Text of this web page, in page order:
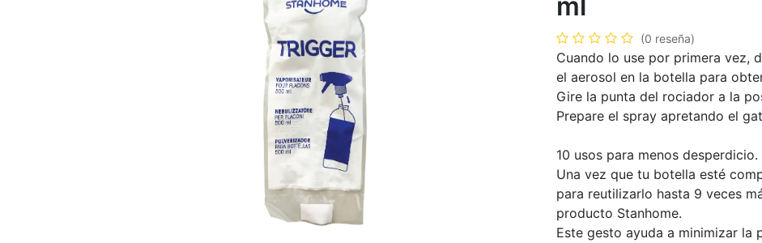
(0 reseña)
Cuando lo use por primera vez,
el aerosol en la botella para
Gire la punta del rociador a la
Prepare el spray apretando el
10 usos para menos desperdicio.
Una vez que tu botella esté
para reutilizarlo hasta 9 veces
producto Stanhome.
Este gesto ayuda a minimizar la